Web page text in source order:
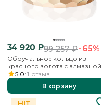
34 920₽99 257₽-65%
Обручальное кольцо из
красного золота с алмазной
гранью
5.0 1 отзыв
В корзину